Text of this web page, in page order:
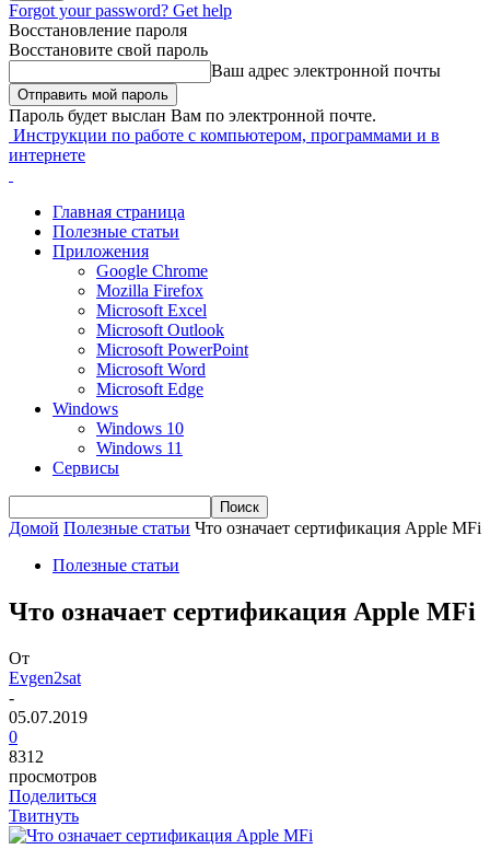
Forgot your password? Get help
Восстановление пароля
Восстановите свой пароль
Ваш адрес электронной почты
Пароль будет выслан Вам по электронной почте.
Инструкции по работе с компьютером, программами и в
интернете
Главная страница
Полезные статьи
Приложения
Google Chrome
Mozilla Firefox
Microsoft Excel
Microsoft Outlook
Microsoft PowerPoint
Microsoft Word
Microsoft Edge
Windows
Windows 10
Windows 11
Сервисы
Домой Полезные статьи Что означает сертификация Apple MFi
Полезные статьи
Что означает сертификация Apple MFi
От
Evgen2sat
-
05.07.2019
0
8312
просмотров
Поделиться
Твитнуть